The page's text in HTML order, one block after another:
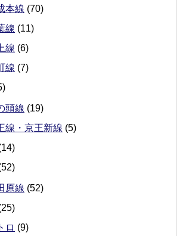
本線 (70)
線 (11)
線 (6)
線 (7)
頭線 (19)
線・京王新線 (5)
原線 (52)
ロ (9)